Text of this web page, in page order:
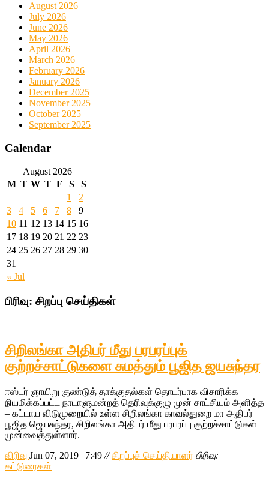
August 2026
July 2026
June 2026
May 2026
April 2026
March 2026
February 2026
January 2026
December 2025
November 2025
October 2025
September 2025
Calendar
August 2026
M T W T F S S
« Jul
1
2
3
4 5 6 7 8
9
10 11 12 13 14 15 16
17 18 19 20 21 22 23
24 25 26 27 28 29 30
31
பிரிவு: சிறப்பு செய்திகள்
சிறிலங்கா அதிபர் மீது பரபரப்புக்
குற்றச்சாட்டுகளை சுமத்தும் பூஜித ஜயசுந்தர
ஈஸ்டர் ஞாயிறு குண்டுத் தாக்குதல்கள் தொடர்பாக விசாரிக்க
நியமிக்கப்பட்ட நாடாளுமன்றத் தெரிவுக்குழு முன் சாட்சியம் அளித்த
– கட்டாய விடுமுறையில் உள்ள சிறிலங்கா காவல்துறை மா அதிபர்
பூஜித ஜெயசுந்தர, சிறிலங்கா அதிபர் மீது பரபரப்பு குற்றச்சாட்டுகள்
முன்வைத்துள்ளார்.
விரிவு Jun 07, 2019 | 7:49 // சிறப்புச் செய்தியாளர் பிரிவு:
கட்டுரைகள்